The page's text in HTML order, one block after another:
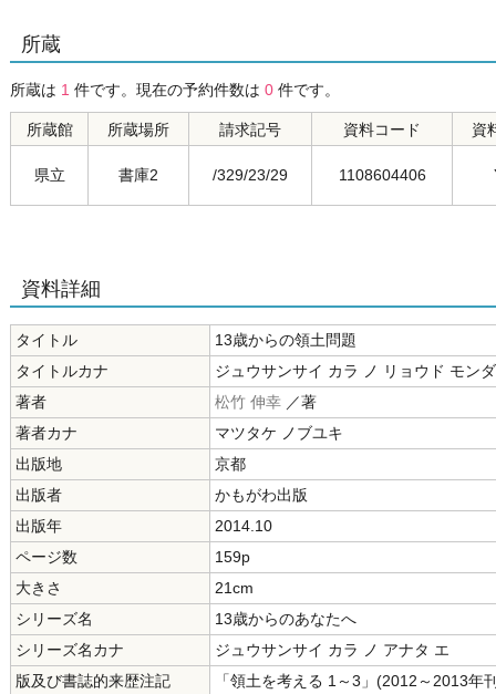
所蔵
所蔵は 1 件です。現在の予約件数は 0 件です。
所蔵館 所蔵場所 請求記号 資料コード 資
県立 書庫2 /329/23/29 1108604406
資料詳細
タイトル
13歳からの領土問題
タイトルカナ
ジュウサンサイ カラ ノ リョウド モン
著者
松竹 伸幸 ／著
著者カナ
マツタケ ノブユキ
出版地
京都
出版者
かもがわ出版
出版年
2014.10
ページ数
159p
大きさ
21cm
シリーズ名
13歳からのあなたへ
シリーズ名カナ
ジュウサンサイ カラ ノ アナタ エ
版及び書誌的来歴注記
「領土を考える 1～3」(2012～2013年